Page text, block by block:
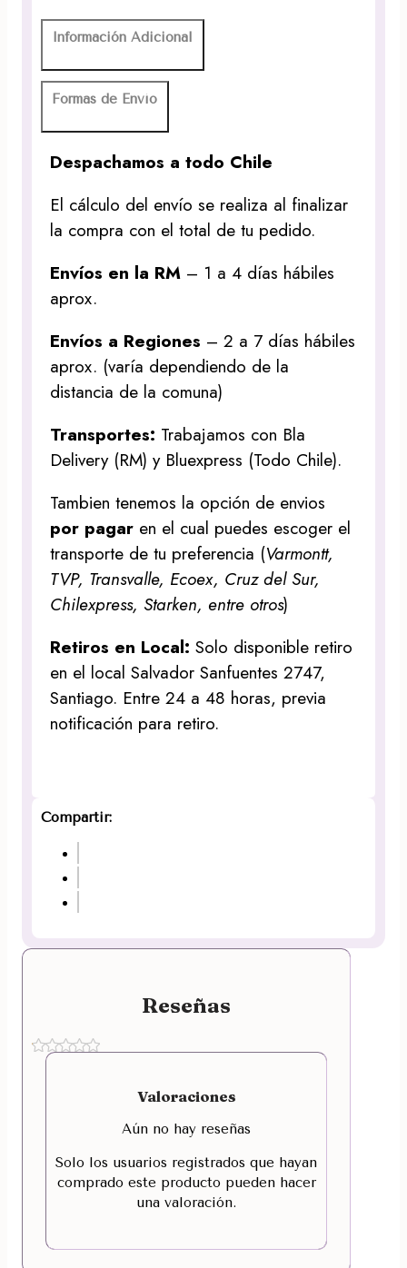
Información Adicional
Formas de Envío
Despachamos a todo Chile
El cálculo del envío se realiza al finalizar
la compra con el total de tu pedido.
Envíos en la RM – 1 a 4 días hábiles
aprox.
Envíos a Regiones – 2 a 7 días hábiles
aprox. (varía dependiendo de la
distancia de la comuna)
Transportes: Trabajamos con Bla
Delivery (RM) y Bluexpress (Todo Chile).
Tambien tenemos la opción de envios
por pagar en el cual puedes escoger el
transporte de tu preferencia (Varmontt,
TVP, Transvalle, Ecoex, Cruz del Sur,
Chilexpress, Starken, entre otros)
Retiros en Local:Solo disponible retiro
en el local Salvador Sanfuentes 2747,
Santiago. Entre 24 a 48 horas, previa
notificación para retiro.
Compartir:
Reseñas
Valoraciones
Aún no hay reseñas
Solo los usuarios registrados que hayan
comprado este producto pueden hacer
una valoración.